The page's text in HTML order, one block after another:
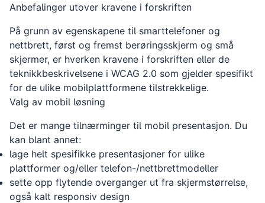
Anbefalinger utover kravene i forskriften
På grunn av egenskapene til smarttelefoner og
nettbrett, først og fremst berøringsskjerm og små
skjermer, er hverken kravene i forskriften eller de
teknikkbeskrivelsene i WCAG 2.0 som gjelder spesifikt
for de ulike mobilplattformene tilstrekkelige.
Valg av mobil løsning
Det er mange tilnærminger til mobil presentasjon. Du
kan blant annet:
lage helt spesifikke presentasjoner for ulike
plattformer og/eller telefon-/nettbrettmodeller
sette opp flytende overganger ut fra skjermstørrelse,
også kalt responsiv design